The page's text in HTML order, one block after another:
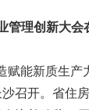
管理创新大会
赋能新质生产
召开。省住